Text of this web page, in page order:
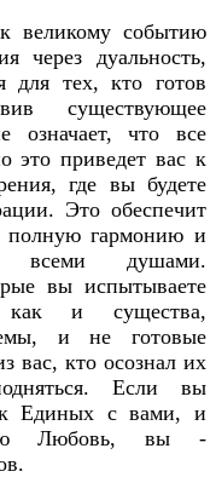
великому событию
через дуальность,
для тех, кто готов
существующее
означает, что все
это приведет вас к
где вы будете
Это обеспечит
полную гармонию и
всеми душами.
вы испытываете
как и существа,
и не готовые
вас, кто осознал их
Если вы
Единых с вами, и
Любовь, вы -